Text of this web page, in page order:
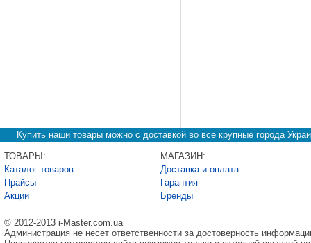
Купить наши товары можно с доставкой во все крупные города
ТОВАРЫ:
Каталог товаров
Прайсы
Акции
МАГАЗИН:
Доставка и оплата
Гарантия
Бренды
© 2012-2013 i-Master.com.ua
Администрация не несет ответственности за достоверность